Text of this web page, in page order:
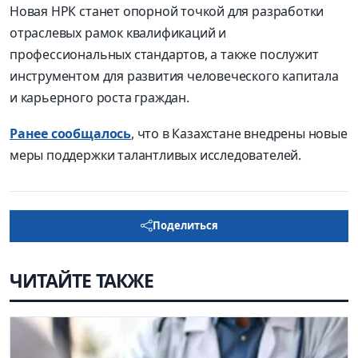
Новая НРК станет опорной точкой для разработки
отраслевых рамок квалификаций и
профессиональных стандартов, а также послужит
инструментом для развития человеческого капитала
и карьерного роста граждан.
Ранее сообщалось, что в Казахстане внедрены новые
меры поддержки талантливых исследователей.
Поделиться
ЧИТАЙТЕ ТАКЖЕ